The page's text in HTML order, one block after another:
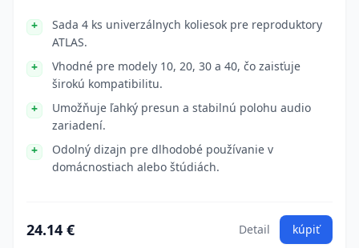
Sada 4 ks univerzálnych koliesok pre reproduktory
ATLAS.
Vhodné pre modely 10, 20, 30 a 40, čo zaisťuje
širokú kompatibilitu.
Umožňuje ľahký presun a stabilnú polohu audio
zariadení.
Odolný dizajn pre dlhodobé používanie v
domácnostiach alebo štúdiách.
24.14 € Detail kúpiť